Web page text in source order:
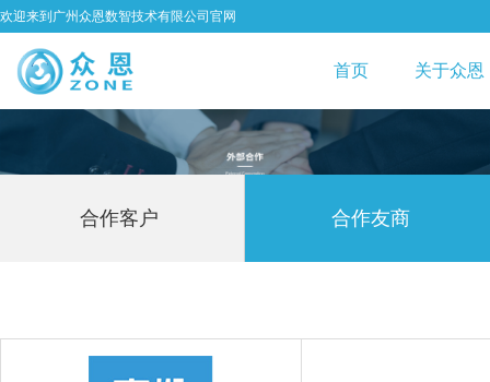
欢迎来到广州众恩数智技术有限公司官网
首页 关于众恩
合作客户 合作友商